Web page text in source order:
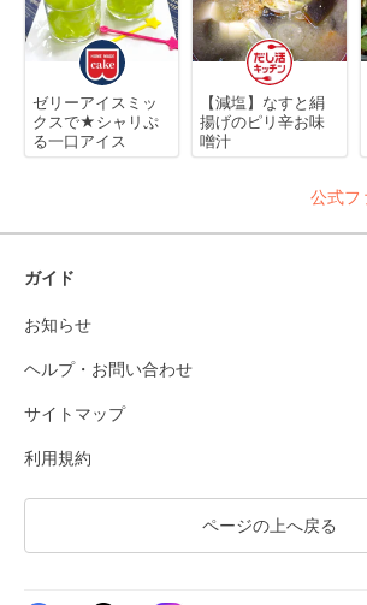
ゼリーアイスミッ
クスで★シャリぷ
る一口アイス
【減塩】なすと絹
揚げのピリ辛お味
噌汁
公式フ
ガイド
お知らせ
ヘルプ・お問い合わせ
サイトマップ
利用規約
ページの上へ戻る